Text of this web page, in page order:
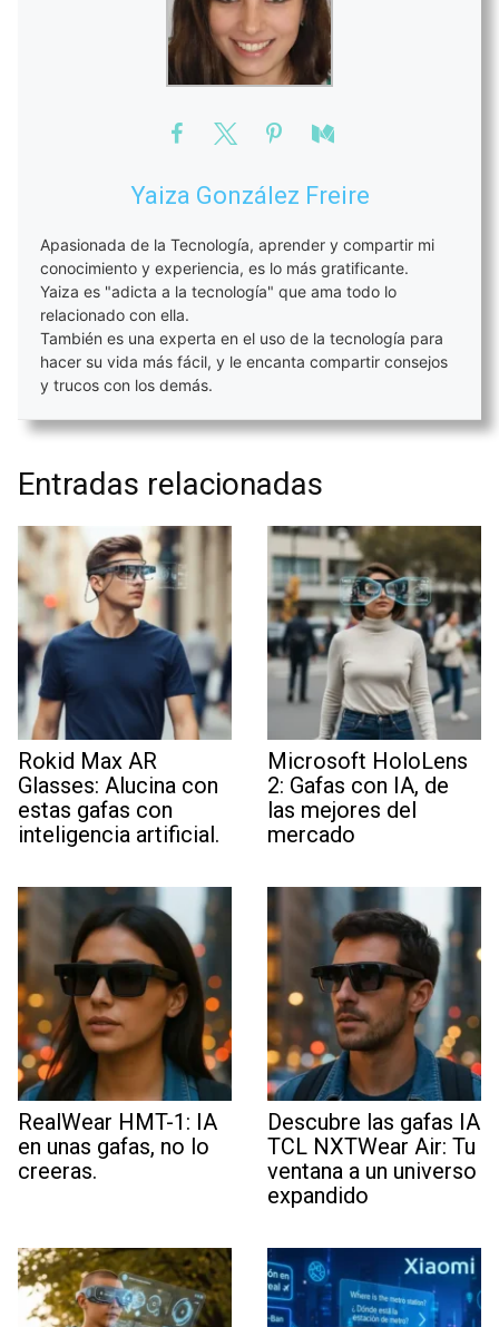
Yaiza González Freire
Apasionada de la Tecnología, aprender y compartir mi
conocimiento y experiencia, es lo más gratificante.
Yaiza es "adicta a la tecnología" que ama todo lo
relacionado con ella.
También es una experta en el uso de la tecnología para
hacer su vida más fácil, y le encanta compartir consejos
y trucos con los demás.
Entradas relacionadas
Rokid Max AR
Glasses: Alucina con
estas gafas con
inteligencia artificial.
Microsoft HoloLens
2: Gafas con IA, de
las mejores del
mercado
RealWear HMT-1: IA
en unas gafas, no lo
creeras.
Descubre las gafas IA
TCL NXTWear Air: Tu
ventana a un universo
expandido